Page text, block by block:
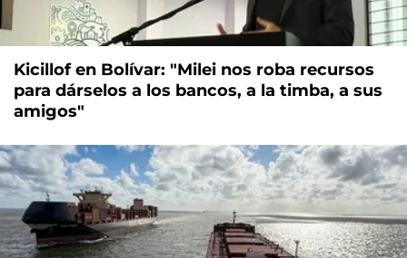
Kicillof en Bolívar: "Milei nos roba recursos
para dárselos a los bancos, a la timba, a sus
amigos"